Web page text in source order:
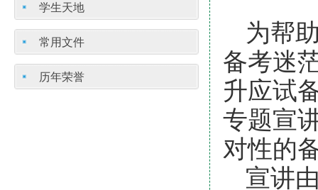
学生天地
常用文件
历年荣誉
为帮
备考迷
升应试
专题宣
对性的
宣讲